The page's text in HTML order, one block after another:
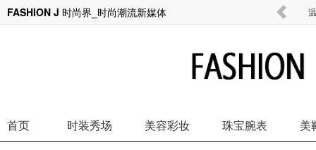
FASHION J 时尚界_时尚潮流新媒体
霸王茶姬“织爱循环”计划落地广西 一杯茶，
首页 时装秀场 美容彩妆 珠宝腕表 美